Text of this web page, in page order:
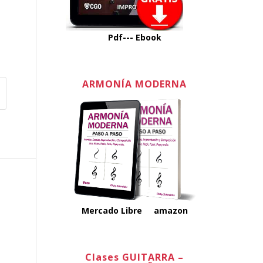
Pdf--- Ebook
ARMONÍA MODERNA
Mercado Libre amazon
Clases GUITARRA –